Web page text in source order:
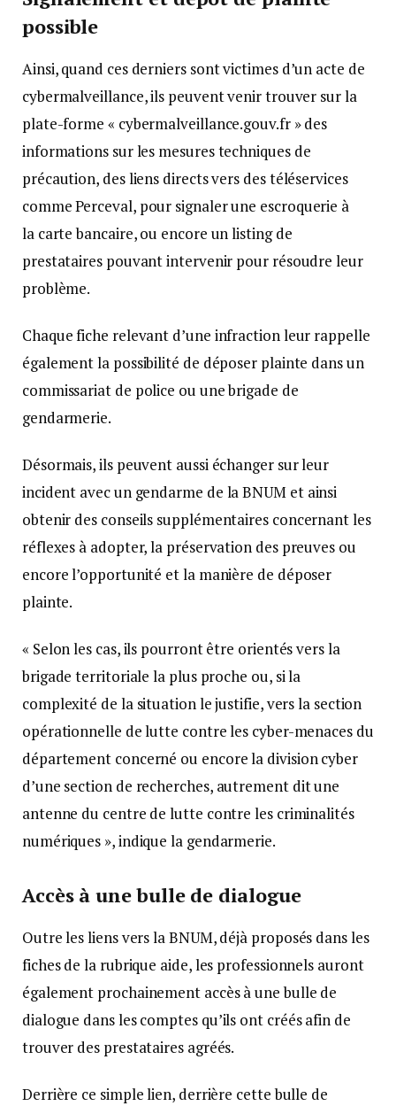
possible
Ainsi, quand ces derniers sont victimes d’un acte de
cybermalveillance, ils peuvent venir trouver sur la
plate-forme « cybermalveillance.gouv.fr » des
informations sur les mesures techniques de
précaution, des liens directs vers des téléservices
comme Perceval, pour signaler une escroquerie à
la carte bancaire, ou encore un listing de
prestataires pouvant intervenir pour résoudre leur
problème.
Chaque fiche relevant d’une infraction leur rappelle
également la possibilité de déposer plainte dans un
commissariat de police ou une brigade de
gendarmerie.
Désormais, ils peuvent aussi échanger sur leur
incident avec un gendarme de la BNUM et ainsi
obtenir des conseils supplémentaires concernant les
réflexes à adopter, la préservation des preuves ou
encore l’opportunité et la manière de déposer
plainte.
« Selon les cas, ils pourront être orientés vers la
brigade territoriale la plus proche ou, si la
complexité de la situation le justifie, vers la section
opérationnelle de lutte contre les cyber-menaces du
département concerné ou encore la division cyber
d’une section de recherches, autrement dit une
antenne du centre de lutte contre les criminalités
numériques », indique la gendarmerie.
Accès à une bulle de dialogue
Outre les liens vers la BNUM, déjà proposés dans les
fiches de la rubrique aide, les professionnels auront
également prochainement accès à une bulle de
dialogue dans les comptes qu’ils ont créés afin de
trouver des prestataires agréés.
Derrière ce simple lien, derrière cette bulle de